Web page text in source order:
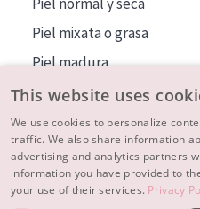
Piel mixata o grasa
Piel madura
Piel expuesta al sol
Piel menopáusica
MÁS SOBRE NOSOTROS
INSPIRACIÓN
This website uses
We use cookies to personalize
traffic. We also share information
advertising and analytics partners
information you have provided to
your use of their services. Privacy